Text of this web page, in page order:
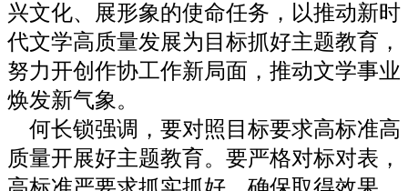
兴文化、展形象的使命任务，以推动新时
代文学高质量发展为目标抓好主题教育，
努力开创作协工作新局面，推动文学事业
焕发新气象。
何长锁强调，要对照目标要求高标准高
质量开展好主题教育。要严格对标对表，